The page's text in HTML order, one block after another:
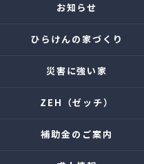
お知らせ
ひらけんの家づくり
災害に強い家
ZEH（ゼッチ）
補助金のご案内